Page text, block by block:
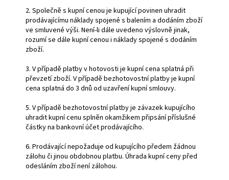
2. Společně s kupní cenou je kupující povinen uhradit
prodávajícímu náklady spojené s balením a dodáním zboží
ve smluvené výši. Není-li dále uvedeno výslovně jinak,
rozumí se dále kupní cenou i náklady spojené s dodáním
zboží.
3. V případě platby v hotovosti je kupní cena splatná při
převzetí zboží. V případě bezhotovostní platby je kupní
cena splatná do 3 dnů od uzavření kupní smlouvy.
5. V případě bezhotovostní platby je závazek kupujícího
uhradit kupní cenu splněn okamžikem připsání příslušné
částky na bankovní účet prodávajícího.
6. Prodávající nepožaduje od kupujícího předem žádnou
zálohu či jinou obdobnou platbu. Úhrada kupní ceny před
odesláním zboží není zálohou.